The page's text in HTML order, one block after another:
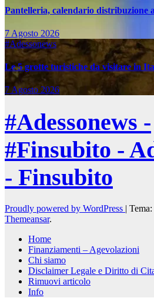
Pantelleria, calendario distribuzione
7 Agosto 2026
#Adessonews
Le 5 grotte turistiche da visitare in
7 Agosto 2026
#Adessonews -
#Finsubito -
- Finsubito
Proudly powered by WordPress |
Themeansar.
Home
Finanziamenti – Agevolazioni
Chi siamo
Disclaimer Legale e Diritto di
Rimuovi articolo
Info